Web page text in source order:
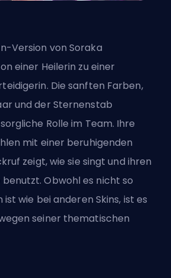
Version von Soraka
einer Heilerin zu einer
Die sanften Farben,
und der Sternenstab
Rolle im Team. Ihre
mit einer beruhigenden
zeigt, wie sie singt und ihren
Obwohl es nicht so
wie bei anderen Skins, ist es
seiner thematischen